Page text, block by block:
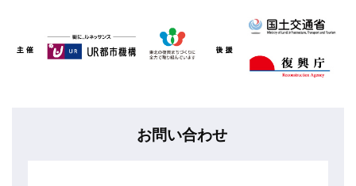
お問い合わせ